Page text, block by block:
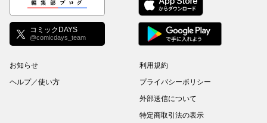
コミックDAYS
@comicdays_team
お知らせ
ヘルプ／使い方
利用規約
プライバシーポリシー
外部送信について
特定商取引法の表示